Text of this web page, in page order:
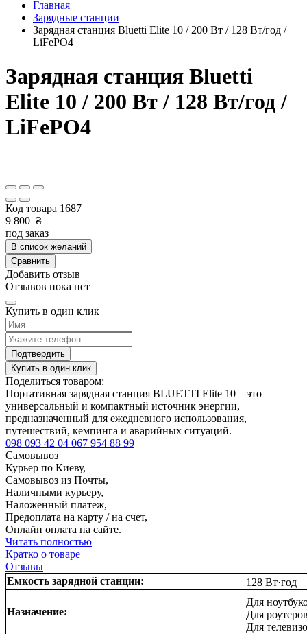
Главная
Зарядные станции
Зарядная станция Bluetti Elite 10 / 200 Вт / 128 Вт/год /
LiFePO4
Зарядная станция Bluetti
Elite 10 / 200 Вт / 128 Вт/год /
LiFePO4
Код товара 1687
9 800 ₴
под заказ
В список желаний
Сравнить
Добавить отзыв
Отзывов пока нет
Купить в один клик
Подтвердить
Купить в один клик
Поделиться товаром:
Портативная зарядная станция BLUETTI Elite 10 – это
универсальный и компактный источник энергии,
предназначенный для ежедневного использования,
путешествий, кемпинга и аварийных ситуаций.
098 093 42 04 067 954 88 99
Самовывоз
Курьер по Киеву,
Самовывоз из Почты,
Наличными курьеру,
Наложенный платеж,
Предоплата на карту / на счет,
Онлайн оплата на сайте.
Читать полностью
Кратко о товаре
Отзывы
Емкость зарядной станции:
128 Вт·год
Назначение:
Для
Для
Для